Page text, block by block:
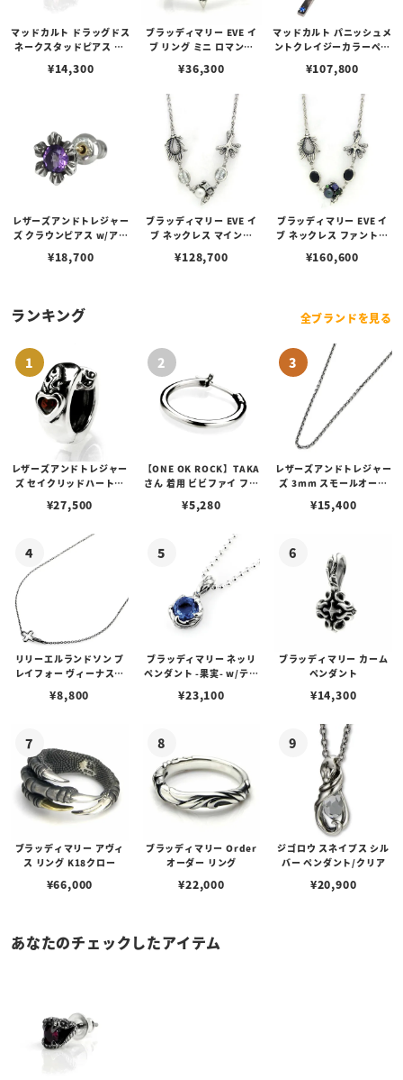
マッドカルト ドラッグドス
ネークスタッドピアス w/
¥14,300
ブラッディマリー EVE イ
ブ リング ミニ ロマンス
¥36,300
マッドカルト パニッシュメ
ントクレイジーカラーペン
¥107,800
レザーズアンドトレジャー
ズ クラウンピアス w/アメ
¥18,700
ブラッディマリー EVE イ
ブ ネックレス マインド
¥128,700
ブラッディマリー EVE イ
ブ ネックレス ファントム
¥160,600
ランキング 全ブランドを見る
レザーズアンドトレジャー
ズ セイクリッドハートピ
¥27,500
【ONE OK ROCK】TAKA
さん 着用 ビビファイ フー
¥5,280
レザーズアンドトレジャー
ズ 3mm スモールオーバ
ブスタークラスプ＆LTロ
¥15,400
リリーエルランドソン プ
レイフォー ヴィーナスチ
¥8,800
ブラッディマリー ネッリ
ペンダント -果実- w/ティ
¥23,100
ブラッディマリー カーム
ペンダント
¥14,300
ブラッディマリー アヴィ
ス リング K18クロー
¥66,000
ブラッディマリー Order
オーダー リング
¥22,000
ジゴロウ スネイプス シル
バー ペンダント/クリア
¥20,900
あなたのチェックしたアイテム